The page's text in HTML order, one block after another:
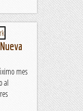
mes
al